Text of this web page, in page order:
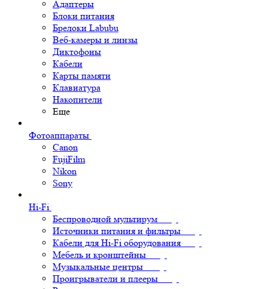
Адаптеры
Блоки питания
Брелоки Labubu
Веб-камеры и линзы
Диктофоны
Кабели
Карты памяти
Клавиатура
Накопители
Еще
Фотоаппараты
Canon
FujiFilm
Nikon
Sony
Hi-Fi
Беспроводной мультирум
Источники питания и фильтры
Кабели для Hi-Fi оборудования
Мебель и кронштейны
Музыкальные центры
Проигрыватели и плееры